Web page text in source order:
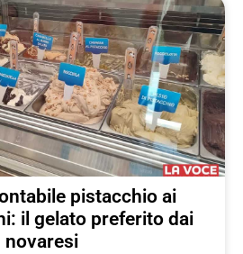
pistacchio ai
il gelato preferito dai
novaresi